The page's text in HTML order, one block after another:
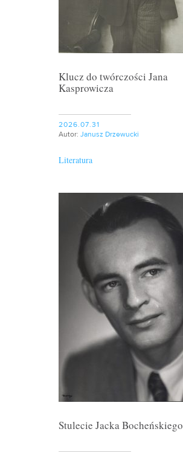
Klucz do twórczości Jana
Kasprowicza
2026.07.31
Autor: Janusz Drzewucki
Literatura
Stulecie Jacka Bocheńskiego